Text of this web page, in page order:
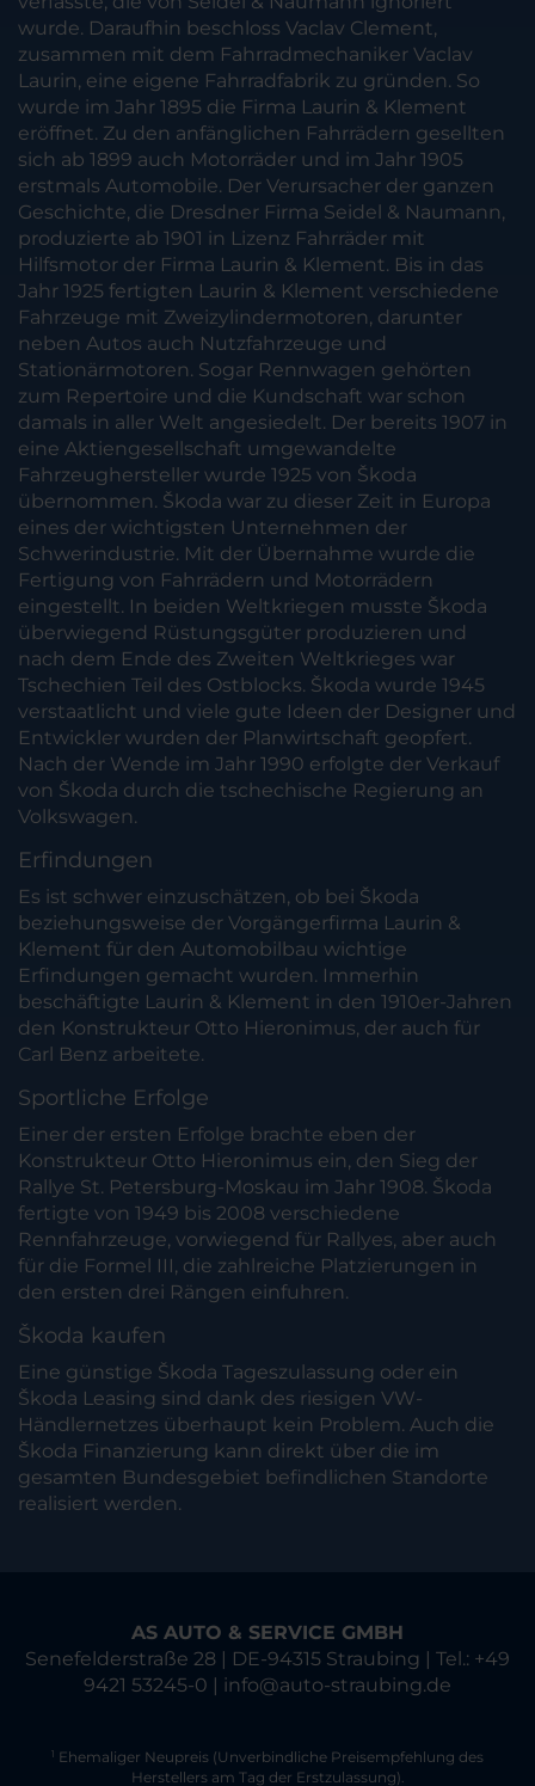
wurde. Daraufhin beschloss Vaclav Clement,
zusammen mit dem Fahrradmechaniker Vaclav
Laurin, eine eigene Fahrradfabrik zu gründen. So
wurde im Jahr 1895 die Firma Laurin & Klement
eröffnet. Zu den anfänglichen Fahrrädern gesellten
sich ab 1899 auch Motorräder und im Jahr 1905
erstmals Automobile. Der Verursacher der ganzen
Geschichte, die Dresdner Firma Seidel & Naumann,
produzierte ab 1901 in Lizenz Fahrräder mit
Hilfsmotor der Firma Laurin & Klement. Bis in das
Jahr 1925 fertigten Laurin & Klement verschiedene
Fahrzeuge mit Zweizylindermotoren, darunter
neben Autos auch Nutzfahrzeuge und
Stationärmotoren. Sogar Rennwagen gehörten
zum Repertoire und die Kundschaft war schon
damals in aller Welt angesiedelt. Der bereits 1907 in
eine Aktiengesellschaft umgewandelte
Fahrzeughersteller wurde 1925 von Škoda
übernommen. Škoda war zu dieser Zeit in Europa
eines der wichtigsten Unternehmen der
Schwerindustrie. Mit der Übernahme wurde die
Fertigung von Fahrrädern und Motorrädern
eingestellt. In beiden Weltkriegen musste Škoda
überwiegend Rüstungsgüter produzieren und
nach dem Ende des Zweiten Weltkrieges war
Tschechien Teil des Ostblocks. Škoda wurde 1945
verstaatlicht und viele gute Ideen der Designer und
Entwickler wurden der Planwirtschaft geopfert.
Nach der Wende im Jahr 1990 erfolgte der Verkauf
von Škoda durch die tschechische Regierung an
Volkswagen.
Erfindungen
Es ist schwer einzuschätzen, ob bei Škoda
beziehungsweise der Vorgängerfirma Laurin &
Klement für den Automobilbau wichtige
Erfindungen gemacht wurden. Immerhin
beschäftigte Laurin & Klement in den 1910er-Jahren
den Konstrukteur Otto Hieronimus, der auch für
Carl Benz arbeitete.
Sportliche Erfolge
Einer der ersten Erfolge brachte eben der
Konstrukteur Otto Hieronimus ein, den Sieg der
Rallye St. Petersburg-Moskau im Jahr 1908. Škoda
fertigte von 1949 bis 2008 verschiedene
Rennfahrzeuge, vorwiegend für Rallyes, aber auch
für die Formel III, die zahlreiche Platzierungen in
den ersten drei Rängen einfuhren.
Škoda kaufen
Eine günstige Škoda Tageszulassung oder ein
Škoda Leasing sind dank des riesigen VW-
Händlernetzes überhaupt kein Problem. Auch die
Škoda Finanzierung kann direkt über die im
gesamten Bundesgebiet befindlichen Standorte
realisiert werden.
AS AUTO & SERVICE GMBH
Senefelderstraße 28 | DE-94315 Straubing | Tel.: +49
9421 53245-0 | info@auto-straubing.de
1 Ehemaliger Neupreis (Unverbindliche Preisempfehlung des
Herstellers am Tag der Erstzulassung).